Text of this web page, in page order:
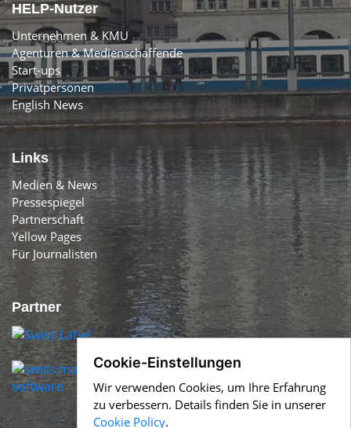
HELP-Nutzer
Unternehmen & KMU
Agenturen & Medienschaffende
Start-ups
Privatpersonen
English News
Links
Medien & News
Pressespiegel
Partnerschaft
Yellow Pages
Für Journalisten
Partner
Cookie-Einstellungen
Wir verwenden Cookies, um Ihre Erfahrung
zu verbessern. Details finden Sie in unserer
Cookie Policy.